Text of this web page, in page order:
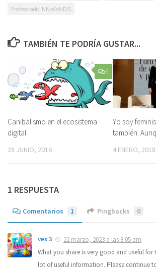
Profesorado iNNoVaNDiS
TAMBIÉN TE PODRÍA GUSTAR...
5
Canibalismo en el ecosistema
digital
28 JUNIO, 2016
Yo soy
también.
4 ENERO, 2018
1 RESPUESTA
Comentarios 1 Pingbacks 0
vex 3
22 marzo, 2023 a las 8:05 am
What you share is very good and useful
lot of useful information. Please continue